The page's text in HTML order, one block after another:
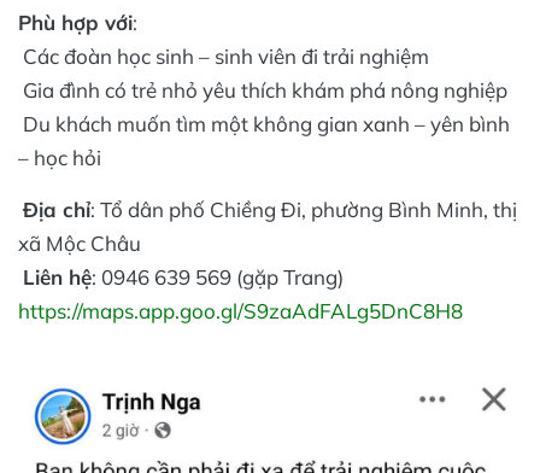
Phù hợp với:
Các đoàn học sinh – sinh viên đi trải nghiệm
Gia đình có trẻ nhỏ yêu thích khám phá nông nghiệp
Du khách muốn tìm một không gian xanh – yên bình
– học hỏi
Địa chỉ: Tổ dân phố Chiềng Đi, phường Bình Minh, thị
xã Mộc Châu
Liên hệ: 0946 639 569 (gặp Trang)
https://maps.app.goo.gl/S9zaAdFALg5DnC8H8